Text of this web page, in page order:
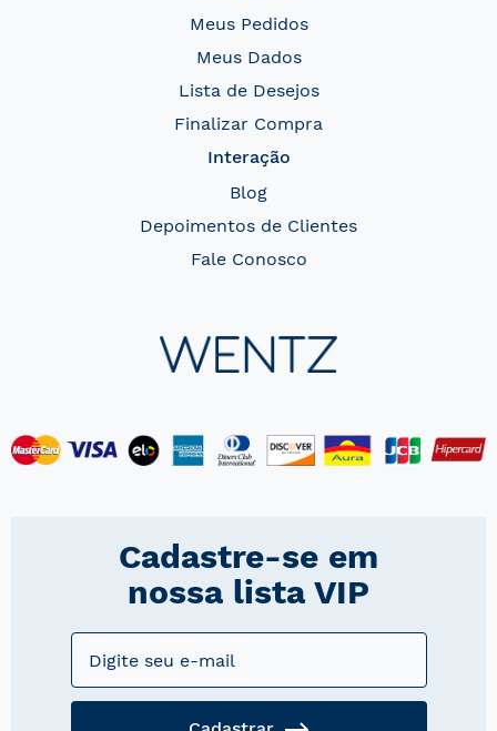
Meus Pedidos
Meus Dados
Lista de Desejos
Finalizar Compra
Interação
Blog
Depoimentos de Clientes
Fale Conosco
Cadastre-se em
nossa lista VIP